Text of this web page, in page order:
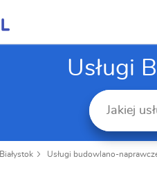
Usługi
Białystok Usługi budowlano-